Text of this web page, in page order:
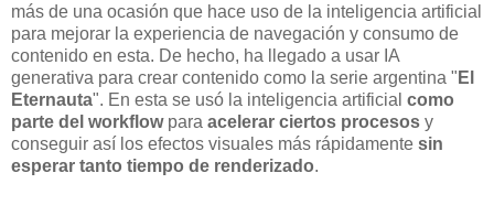
más de una ocasión que hace uso de la inteligencia artificial
para mejorar la experiencia de navegación y consumo de
contenido en esta. De hecho, ha llegado a usar IA
generativa para crear contenido como la serie argentina " El
Eternauta". En esta se usó la inteligencia artificial como
parte del workflowpara acelerar ciertos procesos y
conseguir así los efectos visuales más rápidamente sin
esperar tanto tiempo de renderizado.